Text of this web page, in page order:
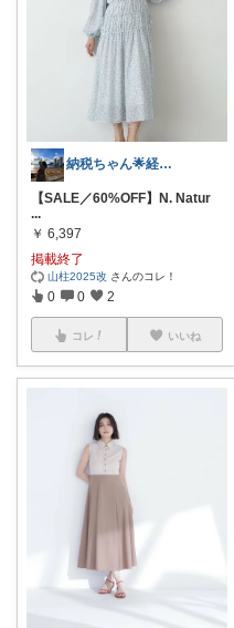
納税ちゃん🌟経由購入★
【SALE／60%OFF】N. Natur
...
￥ 6,397
掲載終了
山柱2025改 さんのコレ！
0 0 2
コレ いいね